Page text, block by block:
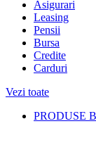
Asigurari
Leasing
Pensii
Bursa
Credite
Carduri
Vezi toate
PRODUSE